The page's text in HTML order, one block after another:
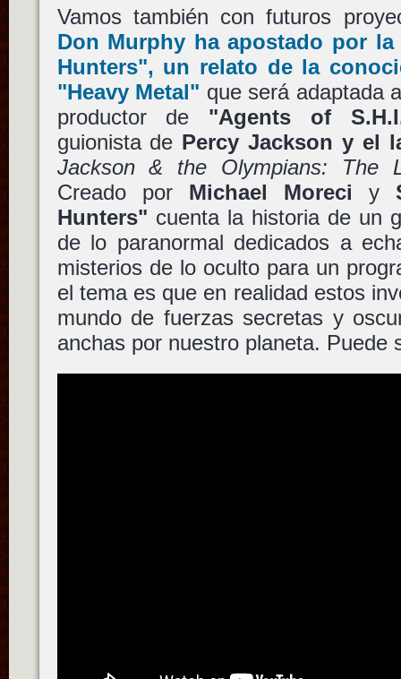
Vamos también con futuros
Don Murphy ha apostado por
Hunters", un relato de la
"Heavy Metal" que será adaptada
productor de "Agents of
guionista de Percy Jackson y el
Jackson & the Olympians: The
Creado por Michael Moreci y
Hunters" cuenta la historia de un
de lo paranormal dedicados a
misterios de lo oculto para un
el tema es que en realidad estos
mundo de fuerzas secretas y
anchas por nuestro planeta. Puede